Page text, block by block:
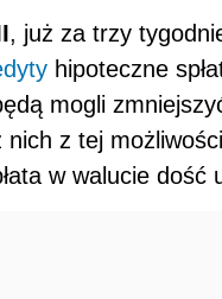
, już za trzy
hipoteczne
mogli
nich z tej
w walucie dość